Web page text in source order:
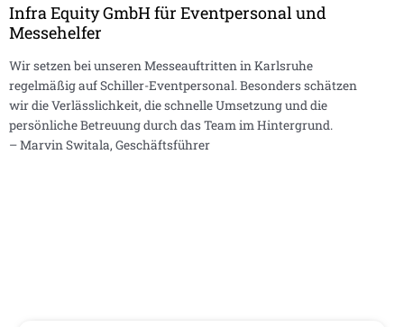
Infra Equity GmbH für Eventpersonal und
Messehelfer
Wir setzen bei unseren Messeauftritten in Karlsruhe
regelmäßig auf Schiller-Eventpersonal. Besonders schätzen
wir die Verlässlichkeit, die schnelle Umsetzung und die
persönliche Betreuung durch das Team im Hintergrund.
– Marvin Switala, Geschäftsführer